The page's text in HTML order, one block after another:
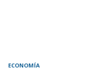
ECONOMÍA